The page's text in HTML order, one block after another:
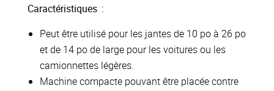
Caractéristiques :
Peut être utilisé pour les jantes de 10 po à 26 po
et de 14 po de large pour les voitures ou les
camionnettes légères.
Machine compacte pouvant être placée contre